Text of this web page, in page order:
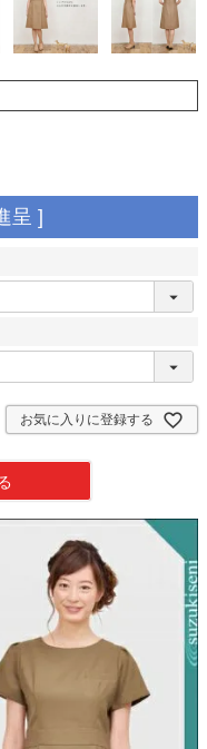
呈 ]
お気に入りに登録する